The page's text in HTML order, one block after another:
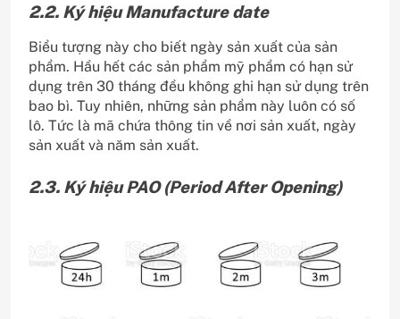
2.2. Ký hiệu Manufacture date
Biểu tượng này cho biết ngày sản xuất của sản
phẩm. Hầu hết các sản phẩm mỹ phẩm có hạn sử
dụng trên 30 tháng đều không ghi hạn sử dụng trên
bao bì. Tuy nhiên, những sản phẩm này luôn có số
lô. Tức là mã chứa thông tin về nơi sản xuất, ngày
sản xuất và năm sản xuất.
2.3. Ký hiệu PAO (Period After Opening)